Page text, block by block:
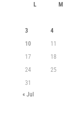
L M
3
4
10
11
17
18
24
25
31
« Jul